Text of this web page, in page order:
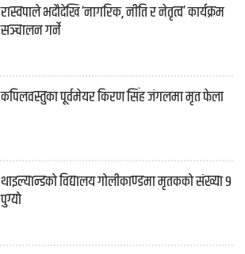
रास्वपाले भदौदेखि ‘नागरिक, नीति र नेतृत्व’ कार्यक्रम
सञ्चालन गर्ने
कपिलवस्तुका पूर्वमेयर किरण सिंह जंगलमा मृत फेला
थाइल्यान्डको विद्यालय गोलीकाण्डमा मृतकको संख्या ९
पुग्यो